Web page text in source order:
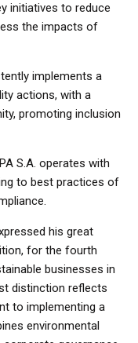
initiatives to reduce
the impacts of
implements a
actions, with a
promoting inclusion
S.A. operates with
to best practices of
his great
for the fourth
businesses in
distinction reflects
to implementing a
environmental